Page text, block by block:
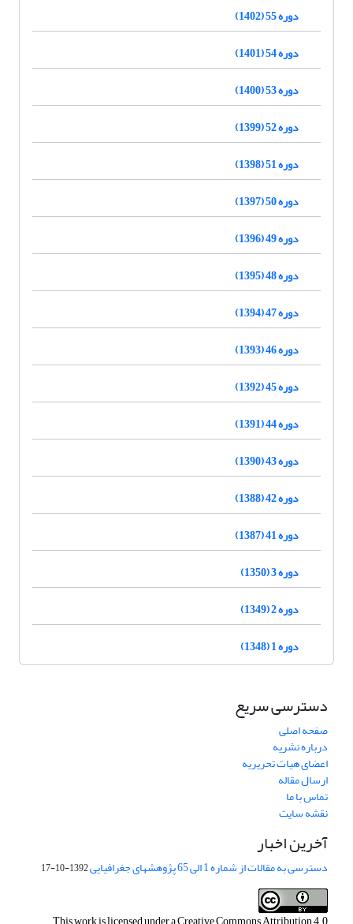
دوره 55 (1402)
دوره 54 (1401)
دوره 53 (1400)
دوره 52 (1399)
دوره 51 (1398)
دوره 50 (1397)
دوره 49 (1396)
دوره 48 (1395)
دوره 47 (1394)
دوره 46 (1393)
دوره 45 (1392)
دوره 44 (1391)
دوره 43 (1390)
دوره 42 (1388)
دوره 41 (1387)
دوره 3 (1350)
دوره 2 (1349)
دوره 1 (1348)
دسترسی سریع
صفحه اصلی
درباره نشریه
اعضای هیات تحریریه
ارسال مقاله
تماس با ما
نقشه سایت
آخرین اخبار
دسترسی به مقالات از شماره 1 الی 65 پژوهشهای جغرافیایی 1392-10-17